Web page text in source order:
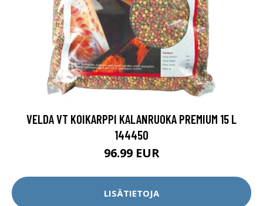
VELDA VT KOIKARPPI KALANRUOKA PREMIUM 15 L
144450
96.99 EUR
LISÄTIETOJA